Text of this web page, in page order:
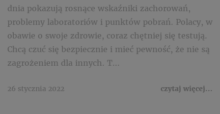
dnia pokazują rosnące wskaźniki zachorowań,
problemy laboratoriów i punktów pobrań. Polacy, w
obawie o swoje zdrowie, coraz chętniej się testują.
Chcą czuć się bezpiecznie i mieć pewność, że nie są
zagrożeniem dla innych. T...
26 stycznia 2022 czytaj więcej...